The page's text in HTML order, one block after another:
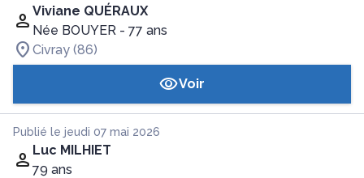
Viviane QUÉRAUX
Née BOUYER - 77 ans
Civray (86)
Voir
Publié le jeudi 07 mai 2026
Luc MILHIET
79 ans